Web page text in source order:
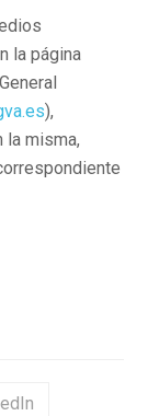
la página
),
la misma,